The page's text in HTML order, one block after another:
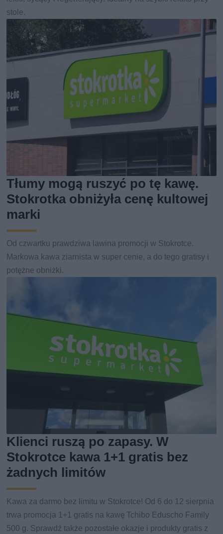
stole.
Tłumy mogą ruszyć po tę kawę.
Stokrotka obniżyła cenę kultowej
marki
Od czwartku prawdziwa lawina promocji w Stokrotce.
Markowa kawa ziarnista w super cenie, a do tego gratisy i
potężne obniżki.
Klienci ruszą po zapasy. W
Stokrotce kawa 1+1 gratis bez
żadnych limitów
Kawa za darmo bez limitu w Stokrotce! Od 6 do 12 sierpnia
trwa promocja 1+1 gratis na kawę Tchibo Eduscho Family
500 g. Sprawdź także pozostałe okazje i produkty gratis z